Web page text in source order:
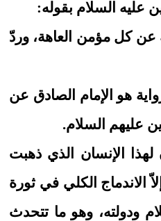
عليه السلام بقوله:
عن كل مؤمن العاهة، وردّ
هو الإمام الصادق عن
عليهم السلام.
الإنسان الذي ذهبت
الاندماج الكلي في ثورة
ودولته، وهو ما تتحدث